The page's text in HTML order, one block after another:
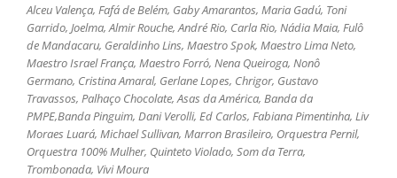
Alceu Valença, Fafá de Belém, Gaby Amarantos, Maria Gadú, Toni
Garrido, Joelma, Almir Rouche, André Rio, Carla Rio, Nádia Maia, Fulô
de Mandacaru, Geraldinho Lins, Maestro Spok, Maestro Lima Neto,
Maestro Israel França, Maestro Forró, Nena Queiroga, Nonô
Germano, Cristina Amaral, Gerlane Lopes, Chrigor, Gustavo
Travassos, Palhaço Chocolate, Asas da América, Banda da
PMPE,Banda Pinguim, Dani Verolli, Ed Carlos, Fabiana Pimentinha, Liv
Moraes Luará, Michael Sullivan, Marron Brasileiro, Orquestra Pernil,
Orquestra 100% Mulher, Quinteto Violado, Som da Terra,
Trombonada, Vivi Moura